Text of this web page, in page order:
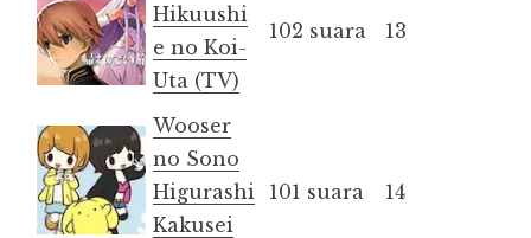
Hikuushi
e no Koi-
Uta (TV)
102 suara 13
Wooser
no Sono
Higurashi
Kakusei
101 suara 14